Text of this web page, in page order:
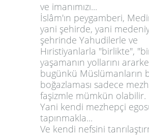
ve imanımızı...
İslâm'ın peygamberi,
yani şehirde, yani
şehrinde Yahudilerle ve
Hıristiyanlarla "birlikte",
yaşamanın yollarını
bugünkü Müslümanların
boğazlaması sadece
faşizmle mümkün olabilir.
Yani kendi mezhepçi
tapınmakla...
Ve kendi nefsini